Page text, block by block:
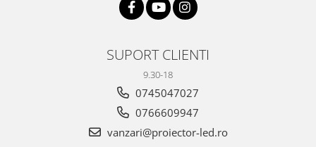
SUPORT CLIENTI
9.30-18
0745047027
0766609947
vanzari@proiector-led.ro